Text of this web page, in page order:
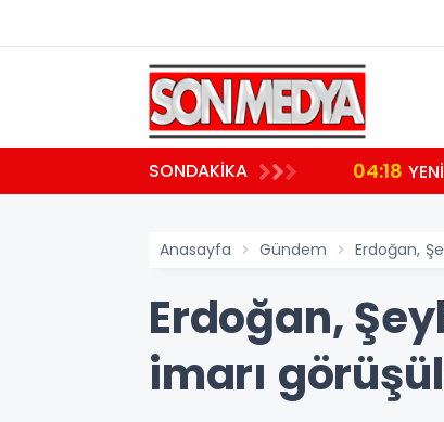
SONDAKİKA 04:18
Anasayfa Gündem Erdoğan,
Erdoğan,
imarı